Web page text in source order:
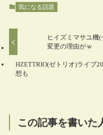
気になる話題
ヒイズミマサユ機
変更の理由がｗ
HZETTRIO(ゼトリオ)ライブ
想も
この記事を書いた